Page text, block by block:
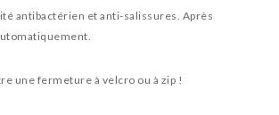
é antibactérien et anti-salissures. Après
une fermeture à velcro ou à zip !